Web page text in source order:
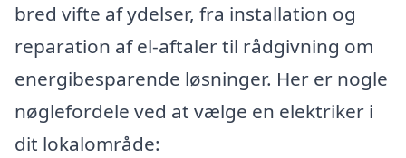
bred vifte af ydelser, fra installation og
reparation af el-aftaler til rådgivning om
energibesparende løsninger. Her er nogle
nøglefordele ved at vælge en elektriker i
dit lokalområde: